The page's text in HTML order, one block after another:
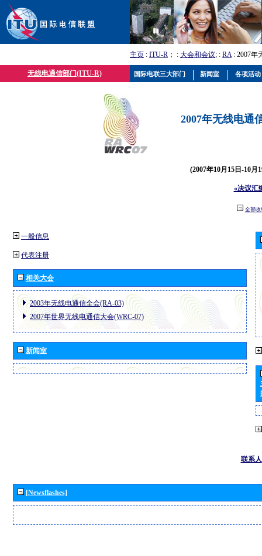
主页 : ITU-R ； : 大会和会议; : RA: 2007年
无线电通信部门(ITU-R)
2007年无线电通
(2007年10月15日-10月
«决议汇
全部收
一般信息
代表注册
相关大会
2003年无线电通信全会(RA-03)
2007年世界无线电通信大会(WRC-07)
新闻室
联系人
[Newsflashes]
国际电联三大部门 新闻室 各项活动